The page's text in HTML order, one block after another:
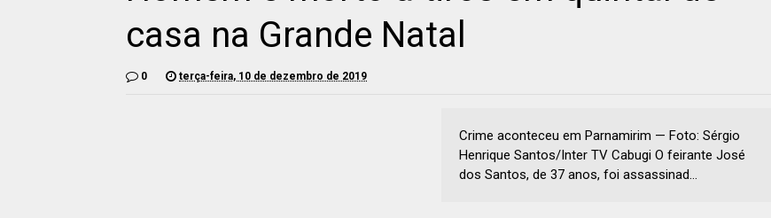
casa na Grande Natal
0 terça-feira, 10 de dezembro de 2019
Crime aconteceu em Parnamirim — Foto: Sérgio
Henrique Santos/Inter TV Cabugi O feirante José
dos Santos, de 37 anos, foi assassinad...